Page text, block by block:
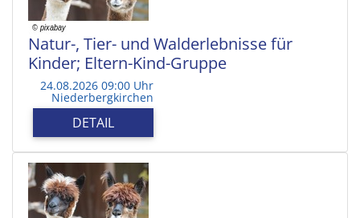
Natur-, Tier- und Walderlebnisse für
Kinder; Eltern-Kind-Gruppe
24.08.2026 09:00 Uhr
Niederbergkirchen
DETAIL